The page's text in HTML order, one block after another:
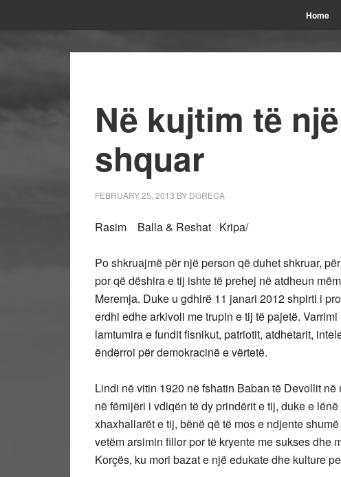
Home
Në kujtim të
shquar
FEBRUARY 25, 2013 BY DGRECA
Rasim Balla & Reshat Kripa/
Po shkruajmë për një person që duhet shkruar,
por që dëshira e tij ishte të prehej në atdheun
Meremja. Duke u gdhirë 11 janari 2012 shpirti i
erdhi edhe arkivoli me trupin e tij të pajetë.
lamtumira e fundit fisnikut, patriotit, atdhetarit,
ëndërroi për demokracinë e vërtetë.
Lindi në vitin 1920 në fshatin Baban të Devollit
në fëmijëri i vdiqën të dy prindërit e tij, duke e
xhaxhallarët e tij, bënë që të mos e ndjente
vetëm arsimin fillor por të kryente me sukses dhe
Korçës, ku mori bazat e një edukate dhe kulture